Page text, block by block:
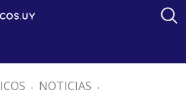
. NOTICIAS .